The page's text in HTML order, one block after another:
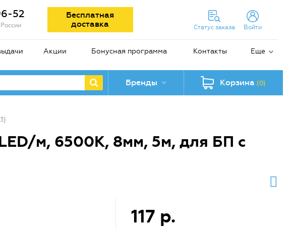
52
Бесплатная
доставка
Статус заказа Войти
Акции Бонусная программа Контакты Еще
Бренды Корзина (0)
м, 6500К, 8мм, 5м, для БП с
117 р.